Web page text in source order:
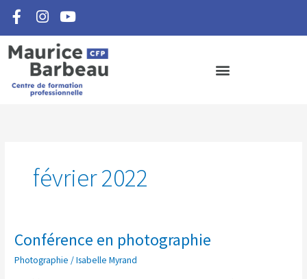
contenu
F
a
c
e
b
o
I
n
s
t
a
g
r
Y
o
u
t
u
b
e
février 2022
Conférence en photographie
Photographie /Isabelle Myrand
Conférence
photographie